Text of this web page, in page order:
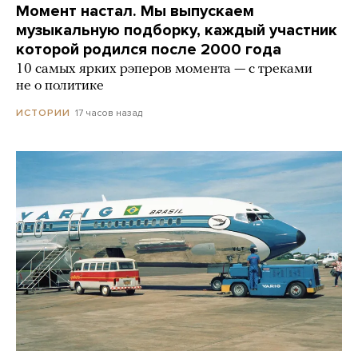
Момент настал. Мы выпускаем
музыкальную подборку, каждый участник
которой родился после 2000 года
10 самых ярких рэперов момента — с треками
не о политике
ИСТОРИИ 17 часов назад